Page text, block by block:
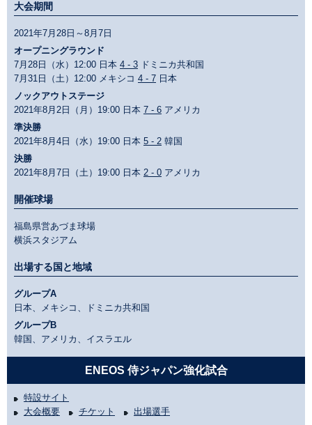
大会期間
2021年7月28日～8月7日
オープニングラウンド
7月28日（水）12:00 日本 4 - 3 ドミニカ共和国
7月31日（土）12:00 メキシコ 4 - 7 日本
ノックアウトステージ
2021年8月2日（月）19:00 日本 7 - 6 アメリカ
準決勝
2021年8月4日（水）19:00 日本 5 - 2 韓国
決勝
2021年8月7日（土）19:00 日本 2 - 0 アメリカ
開催球場
福島県営あづま球場
横浜スタジアム
出場する国と地域
グループA
日本、メキシコ、ドミニカ共和国
グループB
韓国、アメリカ、イスラエル
ENEOS 侍ジャパン強化試合
特設サイト
大会概要
チケット 出場選手